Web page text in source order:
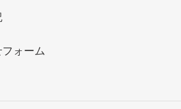
ォーム